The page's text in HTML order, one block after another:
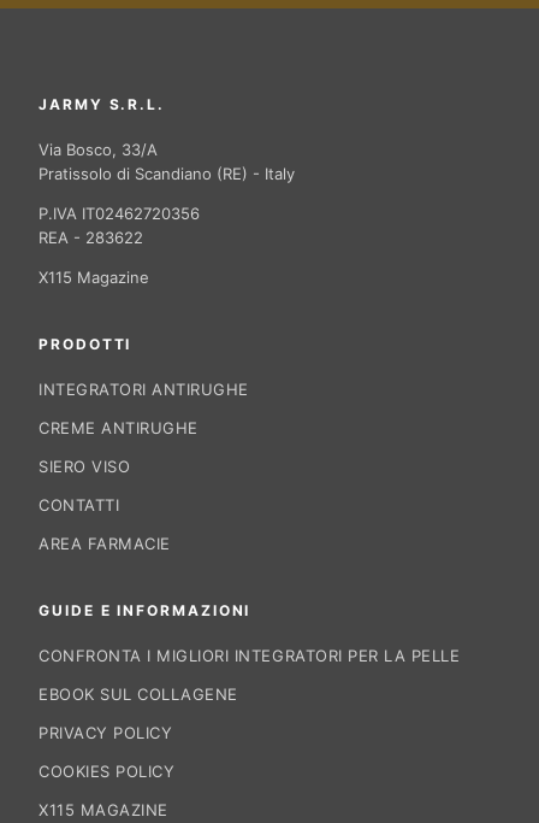
JARMY S.R.L.
Via Bosco, 33/A
Pratissolo di Scandiano (RE) - Italy
P.IVA IT02462720356
REA - 283622
X115 Magazine
PRODOTTI
INTEGRATORI ANTIRUGHE
CREME ANTIRUGHE
SIERO VISO
CONTATTI
AREA FARMACIE
GUIDE E INFORMAZIONI
CONFRONTA I MIGLIORI INTEGRATORI PER LA PELLE
EBOOK SUL COLLAGENE
PRIVACY POLICY
COOKIES POLICY
X115 MAGAZINE